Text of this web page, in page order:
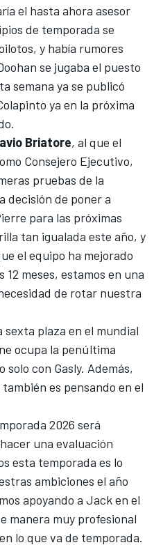
el hasta ahora asesor
de temporada se
y había rumores
se jugaba el puesto
semana ya se publicó
ya en la próxima
Briatore, al que el
Consejero Ejecutivo,
pruebas de la
decisión de poner a
para las próximas
tan igualada este año, y
el equipo ha mejorado
meses, estamos en una
de rotar nuestra
sexta plaza en el mundial
ocupa la penúltima
con Gasly. Además,
es pensando en el
2026 será
una evaluación
esta temporada es lo
ambiciones el año
apoyando a Jack en el
manera muy profesional
lo que va de temporada.